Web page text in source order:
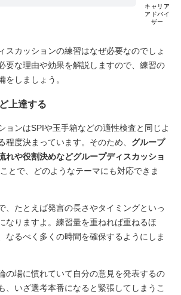
キャリア
アドバイ
ザー
スカッションの練習はなぜ必要なのでしょ
要な理由や効果を解説しますので、練習の
をしましょう。
上達する
ョンはSPIや玉手箱などの適性検査と同じよ
程度決まっています。そのため、 グループ
れや役割決めなどグループディスカッショ
ことで、どのようなテーマにも対応できま
、たとえば発言の長さやタイミングといっ
なりますよ。練習量を重ねれば重ねるほ
なるべく多くの時間を確保するようにしま
の場に慣れていて自分の意見を発表するの
、いざ選考本番になると緊張してしまうこ